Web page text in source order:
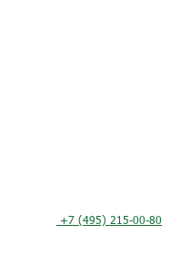
+7 (495) 215-00-80